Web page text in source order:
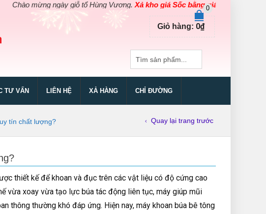
ngày giỗ tổ Hùng Vương.Xả kho giá Sốc bằng giá Gốccho các sản phẩm
0
Giỏ hàng: 0₫
TƯ VẤN LIÊN HỆ XẢ HÀNG CHỈ ĐƯỜNG
tín chất lượng? Quay lại trang trước
thiết kế để khoan và đục trên các vật liệu có độ cứng cao
vừa xoay vừa tạo lực búa tác động liên tục, máy giúp mũi
thông thường khó đáp ứng. Hiện nay, máy khoan búa bê tông